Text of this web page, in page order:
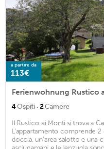
a partire da
113€
Ferienwohnung Rustico
4Ospiti · 2Camere
Il Rustico ai Monti si trova a
L'appartamento comprende
doccia, un'area salotto e una